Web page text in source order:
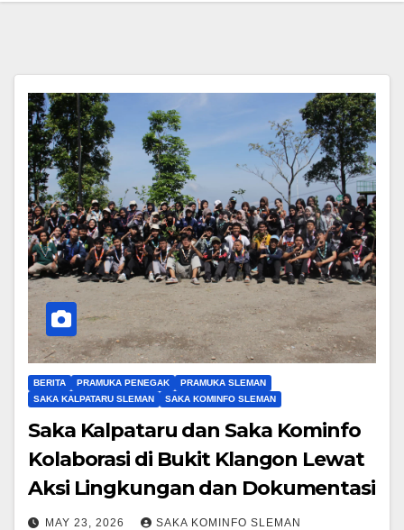
BERITA PRAMUKA PENEGAK
PRAMUKA SLEMAN
SAKA KALPATARU SLEMAN
SAKA KOMINFO SLEMAN
Saka Kalpataru dan Saka Kominfo
Kolaborasi di Bukit Klangon Lewat
Aksi Lingkungan dan Dokumentasi
MAY 23, 2026 SAKA KOMINFO SLEMAN